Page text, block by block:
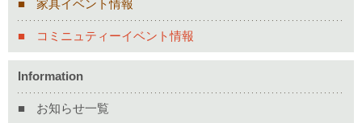
家具イベント情報
コミニュティーイベント情報
Information
お知らせ一覧